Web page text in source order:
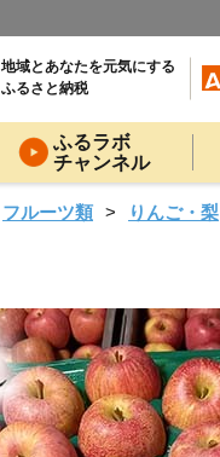
地域とあなたを元気にする
ふるさと納税
ふるラボ
チャンネル
フルーツ類 りんご・梨